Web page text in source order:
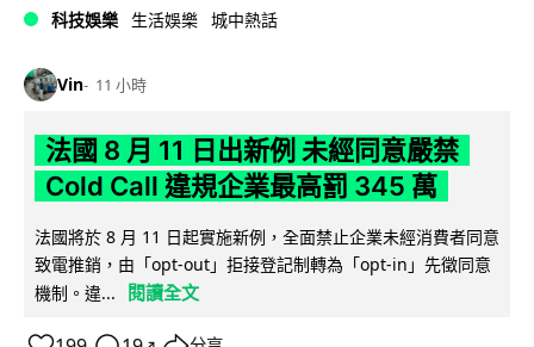
科技娛樂 生活娛樂 城中熱話
Vin 11 小時
法國 8 月 11 日出新例 未經同意嚴禁
Cold Call 違規企業最高罰 345 萬
法國將於 8 月 11 日起實施新例，全面禁止企業未經消費者同意
致電推銷，由「opt-out」拒接登記制轉為「opt-in」先徵同意
機制。違...
閱讀全文